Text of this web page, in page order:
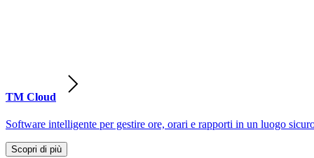
TM Cloud
Software intelligente per gestire ore, orari e rapporti in un luogo
Scopri di più